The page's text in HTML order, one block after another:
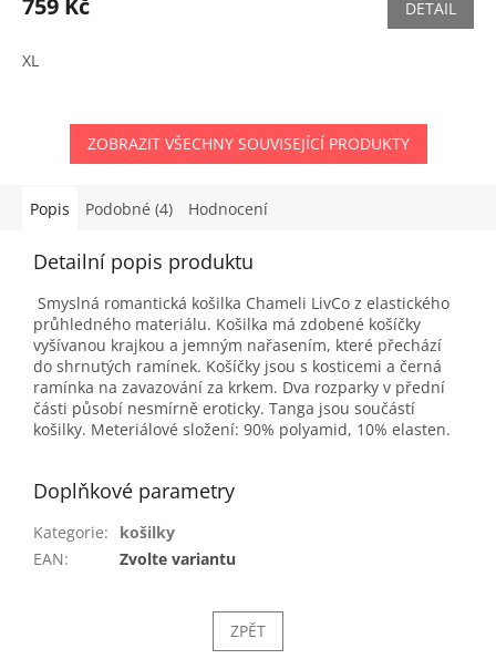
759 Kč DETAIL
XL
ZOBRAZIT VŠECHNY SOUVISEJÍCÍ PRODUKTY
Popis Podobné (4) Hodnocení
Detailní popis produktu
Smyslná romantická košilka Chameli LivCo z elastického
průhledného materiálu. Košilka má zdobené košíčky
vyšívanou krajkou a jemným nařasením, které přechází
do shrnutých ramínek. Košíčky jsou s kosticemi a černá
ramínka na zavazování za krkem. Dva rozparky v přední
části působí nesmírně eroticky. Tanga jsou součástí
košilky. Meteriálové složení: 90% polyamid, 10% elasten.
Doplňkové parametry
Kategorie:
košilky
EAN: Zvolte variantu
ZPĚT